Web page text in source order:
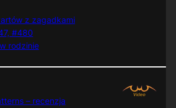
z zagadkami
#480
rodzinie
– recenzja